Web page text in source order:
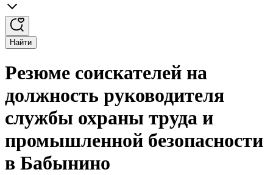
Найти
Резюме соискателей на
должность руководителя
службы охраны труда и
промышленной безопасности
в Бабынино